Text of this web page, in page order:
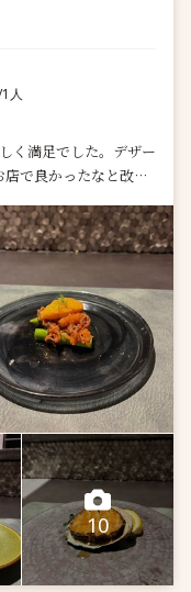
人
く満足でした。デザー
で良かったなと改め
10